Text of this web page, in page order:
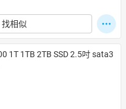
找相似
1T 1TB 2TB SSD 2.5吋 sata3